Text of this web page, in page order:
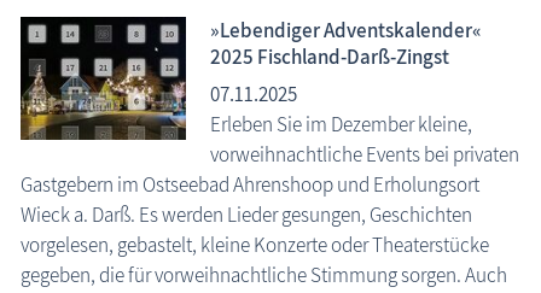
»Lebendiger Adventskalender«
2025 Fischland-Darß-Zingst
07.11.2025
Erleben Sie im Dezember kleine,
vorweihnachtliche Events bei privaten
Gastgebern im Ostseebad Ahrenshoop und Erholungsort
Wieck a. Darß. Es werden Lieder gesungen, Geschichten
vorgelesen, gebastelt, kleine Konzerte oder Theaterstücke
gegeben, die für vorweihnachtliche Stimmung sorgen. Auch